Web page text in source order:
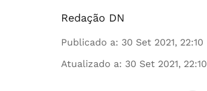
Redação DN
Publicado a: 30 Set 2021, 22:10
Atualizado a: 30 Set 2021, 22:10